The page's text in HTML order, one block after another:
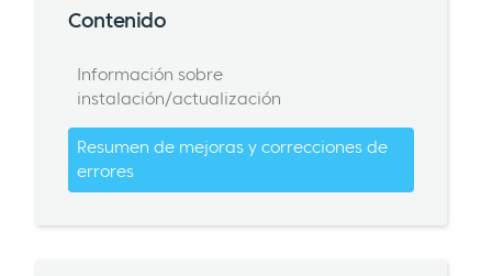
Contenido
Información sobre
instalación/actualización
Resumen de mejoras y correcciones de
errores